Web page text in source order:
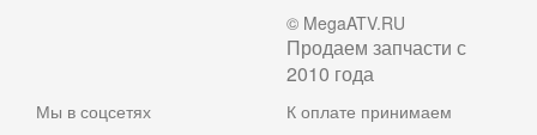
© MegaATV.RU
Продаем запчасти с
2010 года
Мы в соцсетях К оплате принимаем